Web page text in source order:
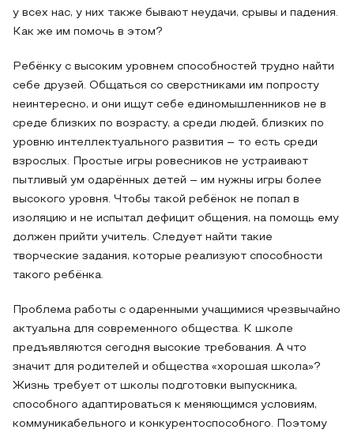
у всех нас, у них также бывают неудачи, срывы и падения.
Как же им помочь в этом?
Ребёнку с высоким уровнем способностей трудно найти
себе друзей. Общаться со сверстниками им попросту
неинтересно, и они ищут себе единомышленников не в
среде близких по возрасту, а среди людей, близких по
уровню интеллектуального развития – то есть среди
взрослых. Простые игры ровесников не устраивают
пытливый ум одарённых детей – им нужны игры более
высокого уровня. Чтобы такой ребёнок не попал в
изоляцию и не испытал дефицит общения, на помощь ему
должен прийти учитель. Следует найти такие
творческие задания, которые реализуют способности
такого ребёнка.
Проблема работы с одаренными учащимися чрезвычайно
актуальна для современного общества. К школе
предъявляются сегодня высокие требования. А что
значит для родителей и общества «хорошая школа»?
Жизнь требует от школы подготовки выпускника,
способного адаптироваться к меняющимся условиям,
коммуникабельного и конкурентоспособного. Поэтому